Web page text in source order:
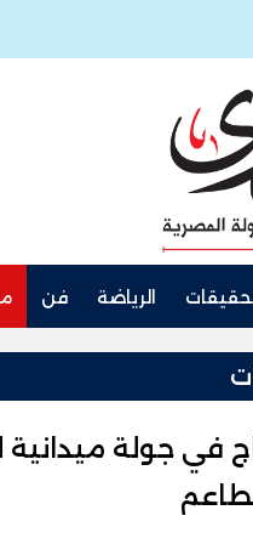
الرياضة فن
جولة ميدانية